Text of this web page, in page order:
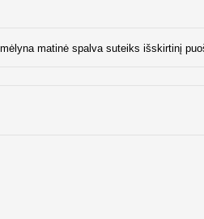
matinė spalva suteiks išskirtinį